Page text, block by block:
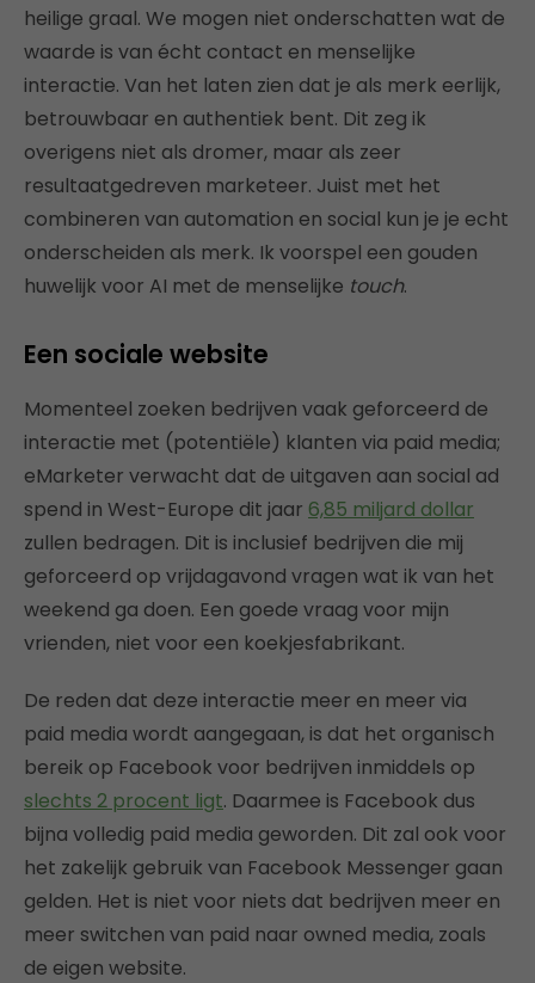
heilige graal. We mogen niet onderschatten wat de
waarde is van écht contact en menselijke
interactie. Van het laten zien dat je als merk eerlijk,
betrouwbaar en authentiek bent. Dit zeg ik
overigens niet als dromer, maar als zeer
resultaatgedreven marketeer. Juist met het
combineren van automation en social kun je je echt
onderscheiden als merk. Ik voorspel een gouden
huwelijk voor AI met de menselijke touch.
Een sociale website
Momenteel zoeken bedrijven vaak geforceerd de
interactie met (potentiële) klanten via paid media;
eMarketer verwacht dat de uitgaven aan social ad
spend in West-Europe dit jaar 6,85 miljard dollar
zullen bedragen. Dit is inclusief bedrijven die mij
geforceerd op vrijdagavond vragen wat ik van het
weekend ga doen. Een goede vraag voor mijn
vrienden, niet voor een koekjesfabrikant.
De reden dat deze interactie meer en meer via
paid media wordt aangegaan, is dat het organisch
bereik op Facebook voor bedrijven inmiddels op
slechts 2 procent ligt. Daarmee is Facebook dus
bijna volledig paid media geworden. Dit zal ook voor
het zakelijk gebruik van Facebook Messenger gaan
gelden. Het is niet voor niets dat bedrijven meer en
meer switchen van paid naar owned media, zoals
de eigen website.